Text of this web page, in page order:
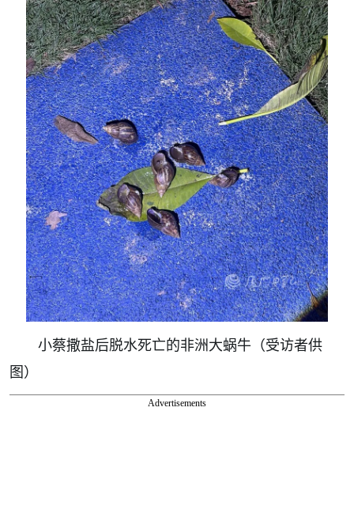
小蔡撒盐后脱水死亡的非洲大蜗牛（受访者供
图）
Advertisements